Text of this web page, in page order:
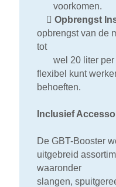
voorkomen.
 Opbrengst
opbrengst van de
tot
wel 20 liter per
flexibel kunt
behoeften.
Inclusief
De GBT-Booster
uitgebreid
waaronder
slangen,